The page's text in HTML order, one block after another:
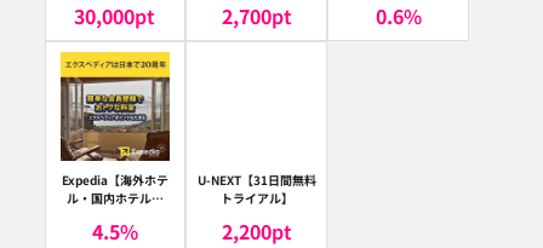
30,000pt 2,700pt 0.6%
Expedia【海外ホテ
ル・国内ホテル予
ア）
4.5%
U-NEXT【31日間無料
トライアル】
2,200pt